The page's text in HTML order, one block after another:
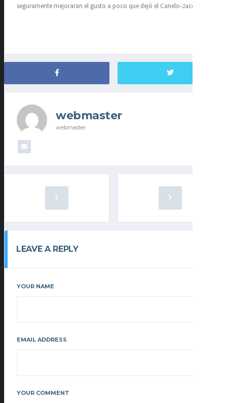
seguramente mejoraran el gusto a poco que dejó el Canelo-Jacobs.
webmaster
webmaster
LEAVE A REPLY
YOUR NAME
EMAIL ADDRESS
YOUR COMMENT